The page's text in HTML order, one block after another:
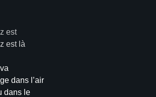
est
est là
dans l’air
dans le